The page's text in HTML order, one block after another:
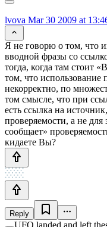
lvova Mar 30 2009 at
Я не говорю о том, что
вводной фразы со
тогда, когда там стоит
том, что
некорректно, по
том смысле, что при
есть ссылка на
проверяемости, а не
сообщает»
кидаете Вы?
Reply
UFO landed and left